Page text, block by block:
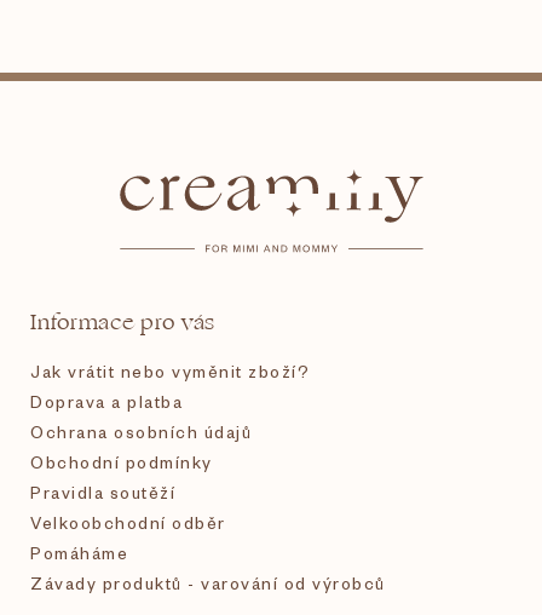
Informace pro vás
Jak vrátit nebo vyměnit zboží?
Doprava a platba
Ochrana osobních údajů
Obchodní podmínky
Pravidla soutěží
Velkoobchodní odběr
Pomáháme
Závady produktů - varování od výrobců